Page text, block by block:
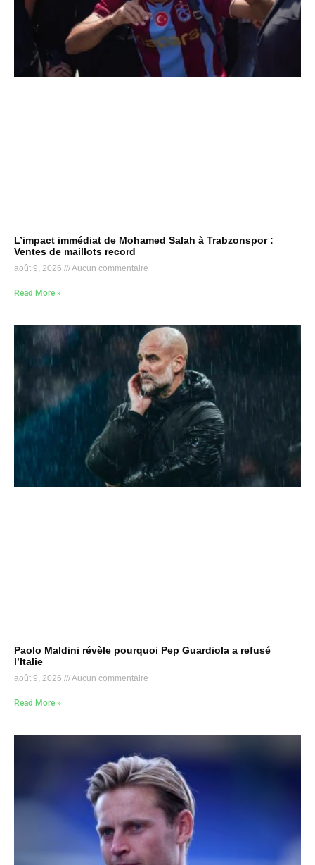
L’impact immédiat de Mohamed Salah à Trabzonspor :
Ventes de maillots record
août 9, 2026 Aucun commentaire
Read More »
Paolo Maldini révèle pourquoi Pep Guardiola a refusé
l’Italie
août 9, 2026 Aucun commentaire
Read More »